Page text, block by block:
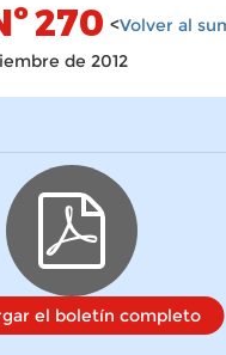
270 <Volver al
de 2012
el boletín completo